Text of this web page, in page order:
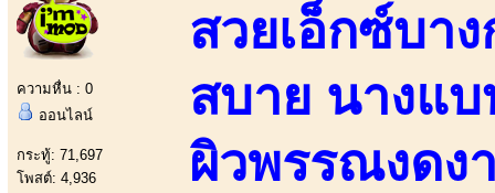
ความหื่น : 0
ออนไลน์
กระทู้: 71,697
โพสต์: 4,936
สวยเอ็กซ์บา
สบาย นางแ
ผิวพรรณงดง